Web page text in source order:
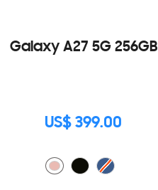
Galaxy A27 5G 256GB
US$ 399.00